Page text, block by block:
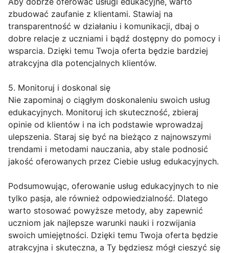
zbudować zaufanie z klientami. Stawiaj na
transparentność w działaniu i komunikacji, dbaj o
dobre relacje z uczniami i bądź dostępny do pomocy i
wsparcia. Dzięki temu Twoja oferta będzie bardziej
atrakcyjna dla potencjalnych klientów.
5. Monitoruj i doskonal się
Nie zapominaj o ciągłym doskonaleniu swoich usług
edukacyjnych. Monitoruj ich skuteczność, zbieraj
opinie od klientów i na ich podstawie wprowadzaj
ulepszenia. Staraj się być na bieżąco z najnowszymi
trendami i metodami nauczania, aby stale podnosić
jakość oferowanych przez Ciebie usług edukacyjnych.
Podsumowując, oferowanie usług edukacyjnych to nie
tylko pasja, ale również odpowiedzialność. Dlatego
warto stosować powyższe metody, aby zapewnić
uczniom jak najlepsze warunki nauki i rozwijania
swoich umiejętności. Dzięki temu Twoja oferta będzie
atrakcyjna i skuteczna, a Ty będziesz mógł cieszyć się